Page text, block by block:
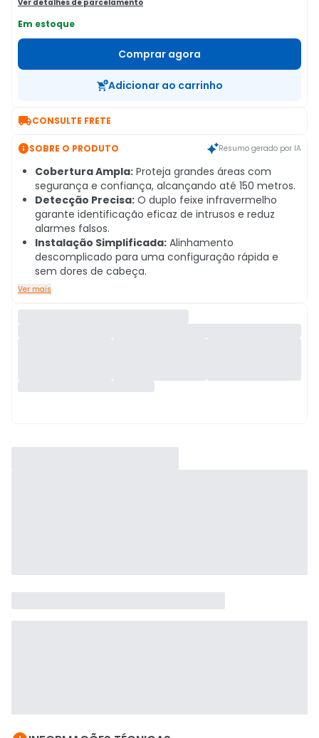
Ver detalhes de parcelamento
Em estoque
Comprar agora
Adicionar ao carrinho
CONSULTE FRETE
SOBRE O PRODUTO Resumo gerado por IA
Cobertura Ampla: Proteja grandes áreas com
segurança e confiança, alcançando até 150 metros.
Detecção Precisa: O duplo feixe infravermelho
garante identificação eficaz de intrusos e reduz
alarmes falsos.
Instalação Simplificada: Alinhamento
descomplicado para uma configuração rápida e
sem dores de cabeça.
Ver mais